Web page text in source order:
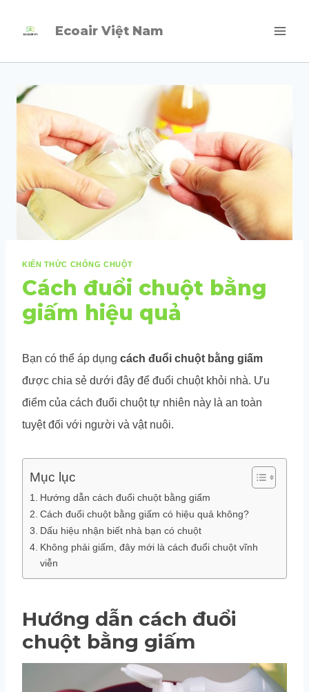
Ecoair Việt Nam
KIẾN THỨC CHỐNG CHUỘT
Cách đuổi chuột bằng
giấm hiệu quả
Bạn có thể áp dụng cách đuổi chuột bằng giấm
được chia sẻ dưới đây để đuổi chuột khỏi nhà. Ưu
điểm của cách đuổi chuột tự nhiên này là an toàn
tuyệt đối với người và vật nuôi.
Mục lục
Hướng dẫn cách đuổi chuột bằng giấm
Cách đuổi chuột bằng giấm có hiệu quả không?
Dấu hiệu nhận biết nhà bạn có chuột
Không phải giấm, đây mới là cách đuổi chuột vĩnh
viễn
Hướng dẫn cách đuổi
chuột bằng giấm